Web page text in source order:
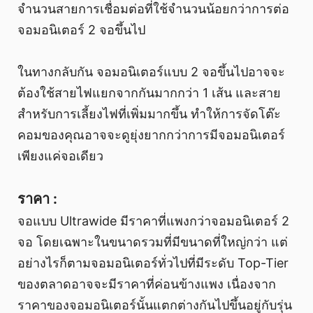
จำนวนสายการเชื่อมต่อที่ใช้จำนวนน้อยกว่าการต่อ
จอมอนิเตอร์ 2 จอขึ้นไป
ในทางกลับกัน จอมอนิเตอร์แบบ 2 จอขึ้นไปอาจจะ
ต้องใช้สายไฟแยกจากกันมากกว่า 1 เส้น และสาย
สำหรับการเลี้ยงไฟที่เพิ่มมากขึ้น ทำให้การจัดโต๊ะ
คอมของคุณอาจจะดูยุ่งยากกว่าการมีจอมอนิเตอร์
เพียงแค่จอเดียว
ราคา :
จอแบบ Ultrawide มีราคาที่แพงกว่าจอมอนิเตอร์ 2
จอ โดยเฉพาะในขนาดรวมที่มีขนาดที่ใหญ่กว่า แต่
อย่างไรก็ตามจอมอนิเตอร์ทั่วไปที่มีระดับ Top-Tier
ของตลาดอาจจะมีราคาที่ค่อนข้างแพง เนื่องจาก
ราคาของจอมอนิเตอร์นั้นแตกต่างกันไปขึ้นอยู่กับรุ่น